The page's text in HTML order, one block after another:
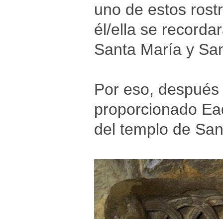
uno de estos
él/ella se
Santa María y
Por eso,
proporcionado
del templo de